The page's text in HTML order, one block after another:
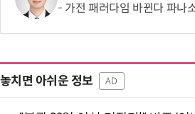
가전 패러다임 바뀐다 파나
놓치면 아쉬운 정보 AD